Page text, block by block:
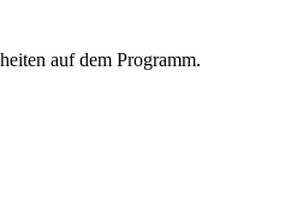
auf dem Programm.